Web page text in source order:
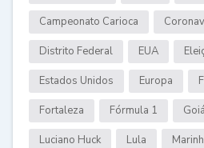
Campeonato Carioca
Distrito Federal EUA
Estados Unidos Europa
Fortaleza Fórmula 1
Luciano Huck Lula